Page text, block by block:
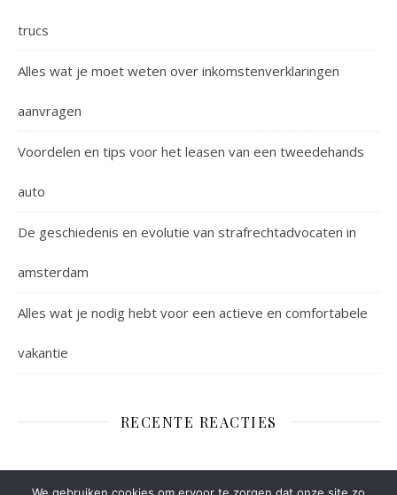
trucs
Alles wat je moet weten over inkomstenverklaringen
aanvragen
Voordelen en tips voor het leasen van een tweedehands
auto
De geschiedenis en evolutie van strafrechtadvocaten in
amsterdam
Alles wat je nodig hebt voor een actieve en comfortabele
vakantie
RECENTE REACTIES